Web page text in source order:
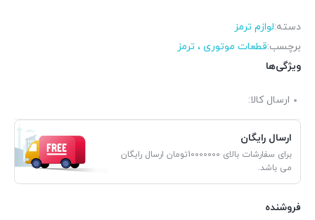
دسته:لوازم ترمز
برچسب:قطعات موتوری ، ترمز
ویژگی‌ها
ارسال کالا:
ارسال رایگان
برای سفارشات بالای 10000000تومان ارسال رایگان
می باشد.
فروشنده